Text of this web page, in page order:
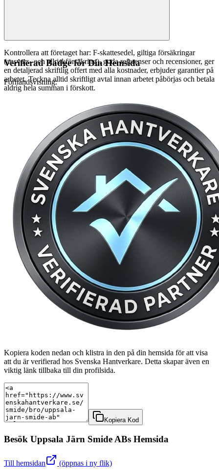
Kontrollera att företaget har: F-skattesedel, giltiga försäkringar
(ansvars- och allriskförsäkring), goda referenser och recensioner, ger
en detaljerad skriftlig offert med alla kostnader, erbjuder garantier på
arbetet. Teckna alltid skriftligt avtal innan arbetet påbörjas och betala
aldrig hela summan i förskott.
Verifierad Badge för Din Hemsida
Förhandsvisning:
Kopiera koden nedan och klistra in den på din hemsida för att visa
att du är verifierad hos Svenska Hantverkare. Detta skapar även en
viktig länk tillbaka till din profilsida.
Kopiera Kod
Besök Uppsala Järn Smide ABs Hemsida
Till hemsidan
(öppnas i ny flik)